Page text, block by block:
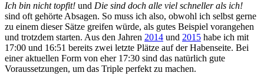
Ich bin nicht topfit! und Die sind doch alle viel schneller als ich!
sind oft gehörte Absagen. So muss ich also, obwohl ich selbst gerne
zu einem dieser Sätze greifen würde, als gutes Beispiel vorangehen
und trotzdem starten. Aus den Jahren 2014 und 2015 habe ich mit
17:00 und 16:51 bereits zwei letzte Plätze auf der Habenseite. Bei
einer aktuellen Form von eher 17:30 sind das natürlich gute
Voraussetzungen, um das Triple perfekt zu machen.